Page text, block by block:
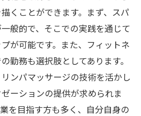
くことができます。まず、スパ
般的で、そこでの実践を通じて
が可能です。また、フィットネ
勤務も選択肢としてあります。
ンパマッサージの技術を活かし
ーションの提供が求められま
を目指す方も多く、自分自身の